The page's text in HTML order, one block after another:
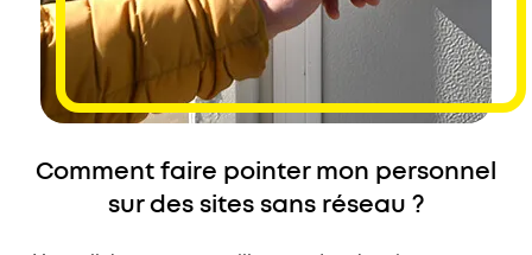
Comment faire pointer mon personnel
sur des sites sans réseau ?